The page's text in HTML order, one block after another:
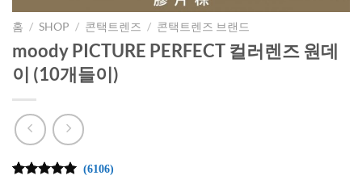
홈 / SHOP / 콘택트렌즈 / 콘택트렌즈 브랜드
moody PICTURE PERFECT 컬러렌즈 원데
이 (10개들이)
(6106)